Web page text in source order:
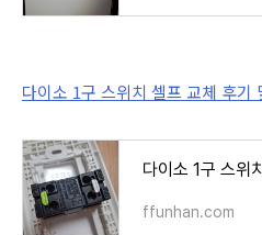
다이소 1구 스위치 셀프 교체 후기
ffunhan.com